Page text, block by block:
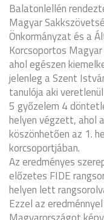
Balatonlellén
Magyar
Önkormányzat és a
Korcsoportos
ahol egészen
jelenleg a Szent
tanulója aki
5 győzelem 4
helyen végzett, ahol
köszönhetően az 1.
korcsoportjában.
Az eredményes
előzetes FIDE
helyen lett
Ezzel az